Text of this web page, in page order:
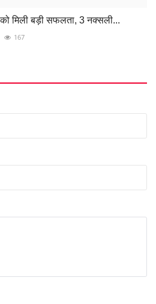
मिली बड़ी सफलता, 3 नक्सली...
167